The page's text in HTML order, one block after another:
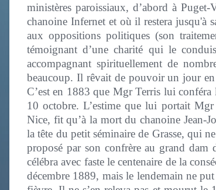
ministères paroissiaux, d’abord à
chanoine Infernet et où il restera jusqu'à
aux oppositions politiques (son
témoignant d’une charité qui le
accompagnant spirituellement de
beaucoup. Il rêvait de pouvoir un jour
C’est en 1883 que Mgr Terris lui
10 octobre. L’estime que lui portait
Nice, fit qu’à la mort du chanoine Jean-
la tête du petit séminaire de Grasse, qui
proposé par son confrère au grand
célébra avec faste le centenaire de la
décembre 1889, mais le lendemain ne